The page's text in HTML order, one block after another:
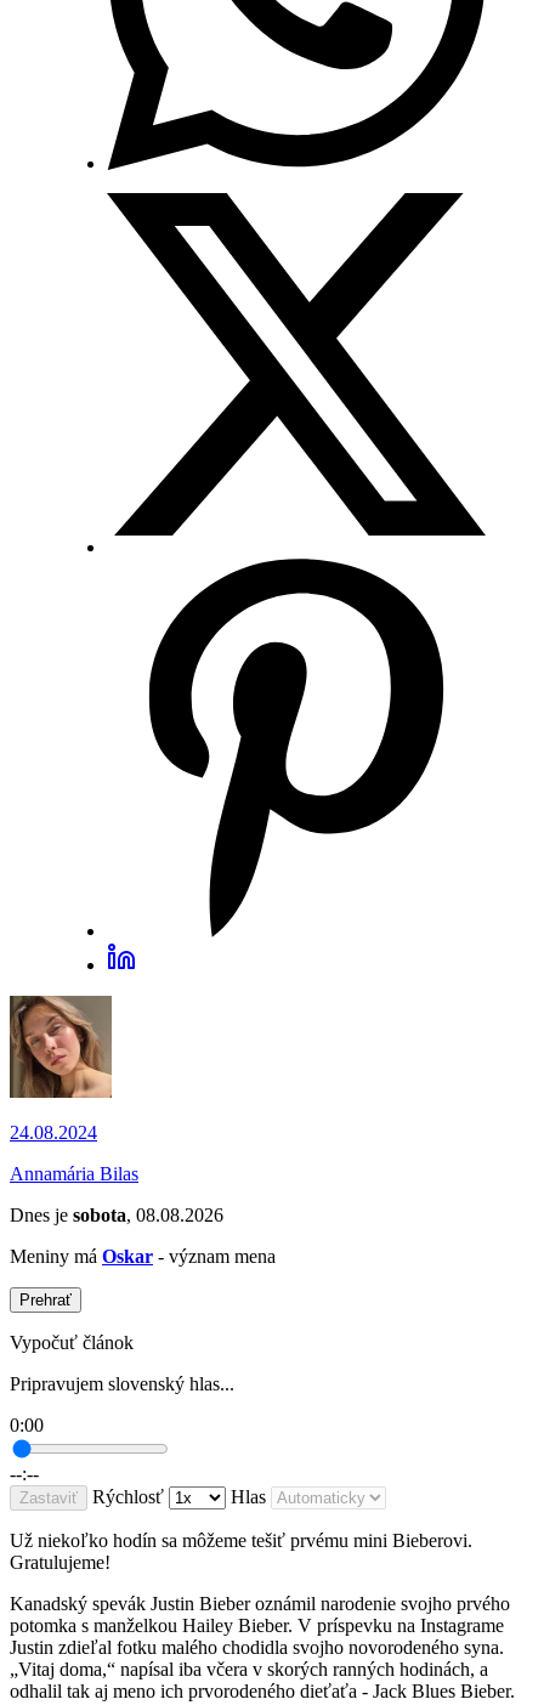
24.08.2024
Annamária Bilas
Dnes je sobota, 08.08.2026
Meniny má Oskar - význam mena
Prehrať
Vypočuť článok
Pripravujem slovenský hlas...
0:00
--:--
Zastaviť Rýchlosť Hlas
Už niekoľko hodín sa môžeme tešiť prvému mini Bieberovi.
Gratulujeme!
Kanadský spevák Justin Bieber oznámil narodenie svojho prvého
potomka s manželkou Hailey Bieber. V príspevku na Instagrame
Justin zdieľal fotku malého chodidla svojho novorodeného syna.
„Vitaj doma,“ napísal iba včera v skorých ranných hodinách, a
odhalil tak aj meno ich prvorodeného dieťaťa - Jack Blues Bieber.